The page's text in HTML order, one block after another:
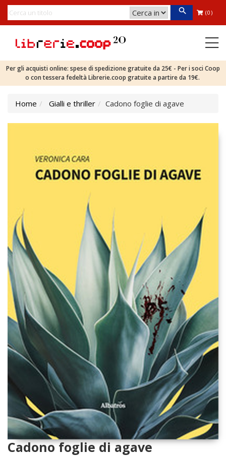
(0)
Per gli acquisti online: spese di spedizione gratuite da 25€ - Per i soci Coop
o con tessera fedeltà Librerie.coop gratuite a partire da 19€.
Home Gialli e thriller Cadono foglie di agave
Cadono foglie di agave